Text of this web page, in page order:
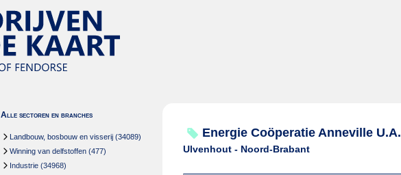
Alle sectoren en branches
Landbouw, bosbouw en visserij (34089)
Winning van delfstoffen (477)
Industrie (34968)
Energie Coöperatie Anneville U.A.
Ulvenhout - Noord-Brabant